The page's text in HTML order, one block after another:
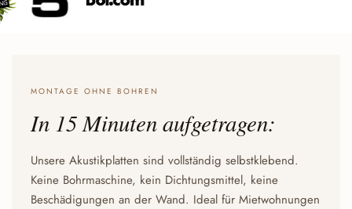
MONTAGE OHNE BOHREN
In 15 Minuten aufgetragen:
Unsere Akustikplatten sind vollständig selbstklebend.
Keine Bohrmaschine, kein Dichtungsmittel, keine
Beschädigungen an der Wand. Ideal für Mietwohnungen